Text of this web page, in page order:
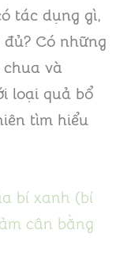
tác dụng gì,
Có những
và
loại quả bổ
tìm hiểu
bí xanh (bí
cân bằng